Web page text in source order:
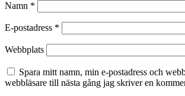
Namn *
E-postadress *
Webbplats
Spara mitt namn, min e-postadress och
webbläsare till nästa gång jag skriver en